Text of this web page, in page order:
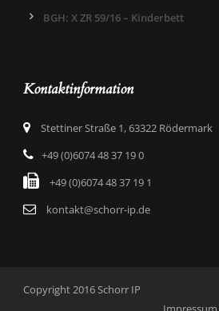
BGH: X ZR 59/16 – Kinderbett
Kontaktinformation
Stettiner Straße 1, 63322 Rödermark
+49 (0)6074 48 37 19 0
+49 (0)6074 48 37 19 1
kontakt@schorr-ip.de
Copyright 2016 Schorr IP